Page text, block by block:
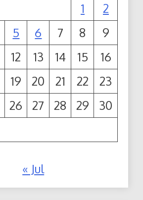
1
2
5 6 7 8
9
12 13 14 15
16
19 20 21 22
23
26 27 28 29
30
« Jul